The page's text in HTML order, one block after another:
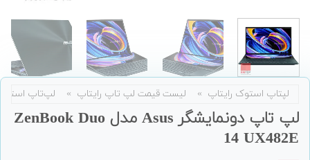
لپتاپ استوک رایتاپ » لیست قیمت لپ تاپ رایتاپ » لپ‌تاپ
لپ تاپ دونمایشگر Asus مدل ZenBook Duo
14 UX482E